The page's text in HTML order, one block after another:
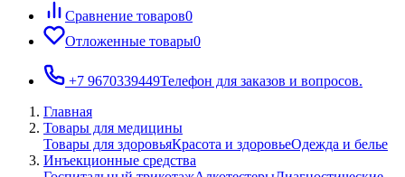
Сравнение товаров0
Отложенные товары0
+7 9670339449Телефон для заказов и вопросов.
Главная
Товары для медицины
Товары для здоровьяКрасота и здоровьеОдежда и белье
Инъекционные средства